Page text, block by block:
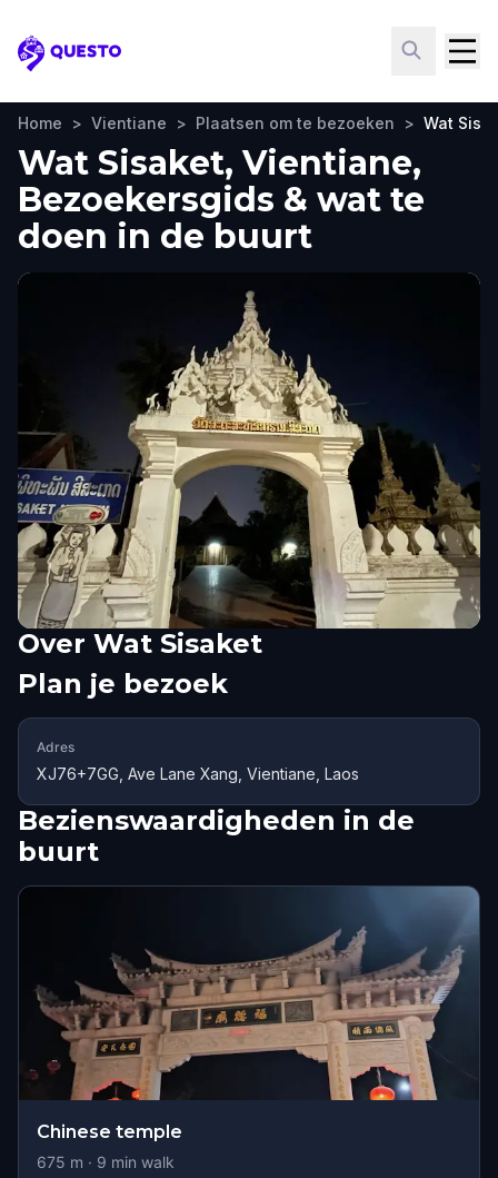
Questo
Home > Vientiane > Plaatsen om te bezoeken > Wat
Wat Sisaket, Vientiane,
Bezoekersgids & wat te
doen in de buurt
Over Wat Sisaket
Plan je bezoek
Adres
XJ76+7GG, Ave Lane Xang, Vientiane, Laos
Bezienswaardigheden in de
buurt
Chinese temple
675 m · 9 min walk